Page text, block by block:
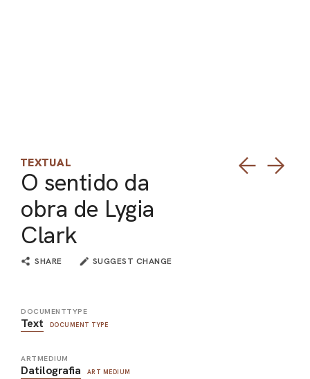
TEXTUAL
O sentido da
obra de Lygia
Clark
SHARE SUGGEST CHANGE
DOCUMENTTYPE
Text DOCUMENT TYPE
ARTMEDIUM
Datilografia ART MEDIUM